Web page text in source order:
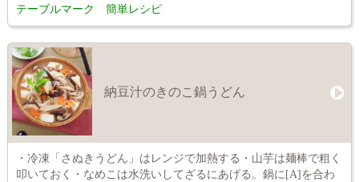
テーブルマーク 簡単レシピ
納豆汁のきのこ鍋うどん
・冷凍「さぬきうどん」はレンジで加熱する・山芋は麺棒で粗く
叩いておく・なめこは水洗いしてざるにあげる。鍋に[A]を合わ